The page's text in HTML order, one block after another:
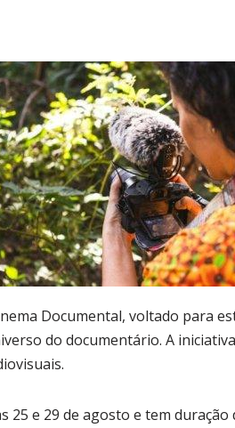
Documental, voltado para
do documentário. A
e 29 de agosto e tem